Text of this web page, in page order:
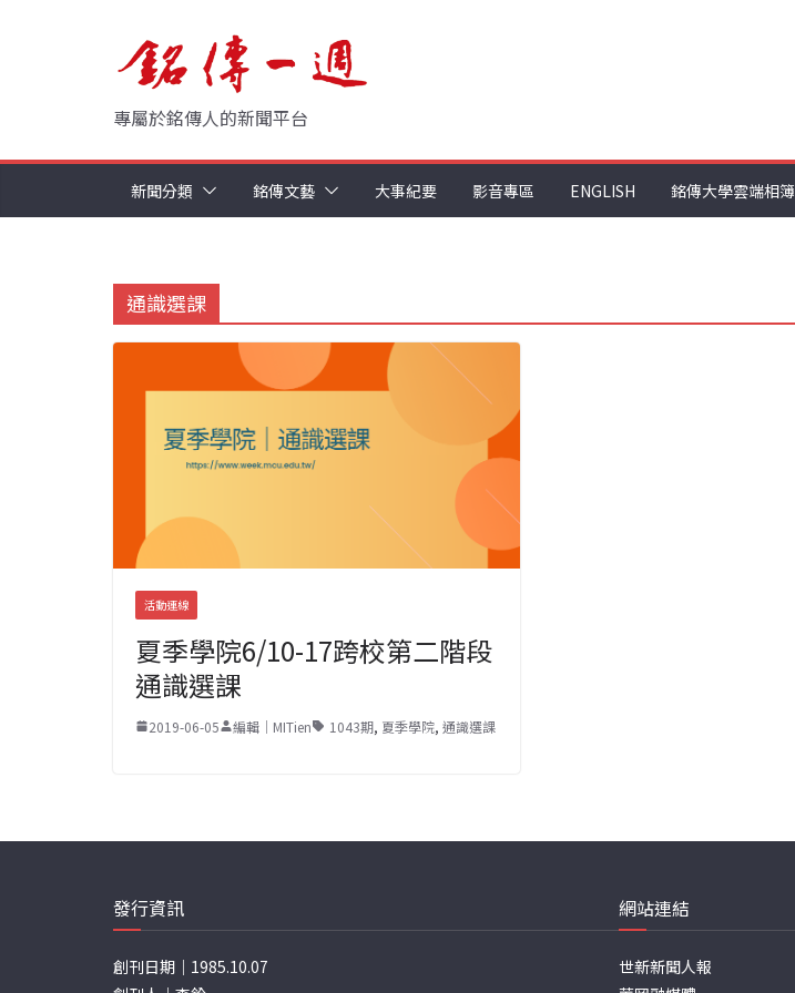
專屬於銘傳人的新聞平台
新聞分類 銘傳文藝 大事紀要 影音專區 ENGLISH 銘傳大學雲端相簿
通識選課
活動連線
夏季學院6/10-17跨校第二階段
通識選課
2019-06-05 編輯｜MITien 1043期, 夏季學院, 通識選課
發行資訊
創刊日期｜1985.10.07
網站連結
世新新聞人報